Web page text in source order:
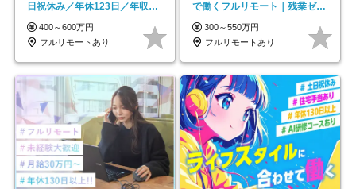
日祝休み／年休123日／年収
600万円可
400～600万円
フルリモートあり
で働くフルリモート｜残業ゼロ
で18時退勤◎
300～550万円
フルリモートあり